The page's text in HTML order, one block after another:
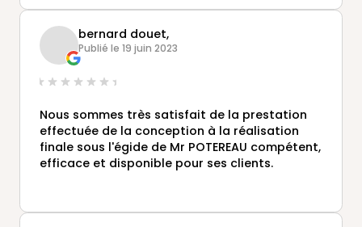
bernard douet,
Publié le 19 juin 2023
Nous sommes très satisfait de la prestation
effectuée de la conception à la réalisation
finale sous l'égide de Mr POTEREAU compétent,
efficace et disponible pour ses clients.